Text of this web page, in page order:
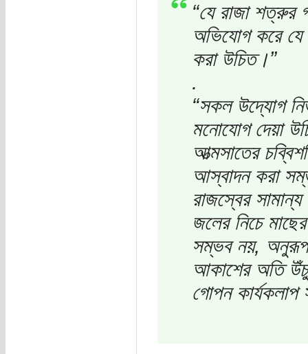
“যে রাজা শত্রুর
অভিযোগ করে যে
করা উচিত।”
.
“সকল উদ্যোগ
মনোযোগ দেয়া
আত্মসাতের
আস্বাদন করা
রাজস্বের
জলের নিচে
সম্ভব নয়, অনুরূপ
আকাশের অতি
গোপন কার্যকলাপ